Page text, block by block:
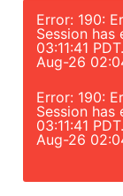
Error: 190:
Session has
03:11:41
Aug-26
Error: 190:
Session has
03:11:41
Aug-26